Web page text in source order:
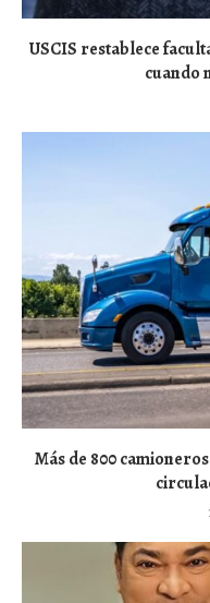
USCIS restablece
cuando
Más de 800